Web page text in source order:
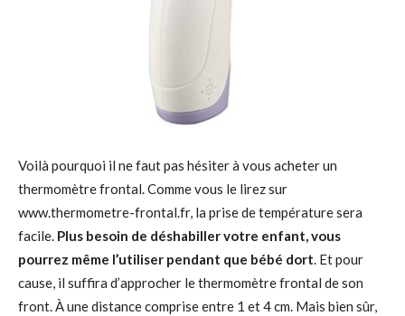
Voilà pourquoi il ne faut pas hésiter à vous acheter un
thermomètre frontal. Comme vous le lirez sur
www.thermometre-frontal.fr, la prise de température sera
facile. Plus besoin de déshabiller votre enfant, vous
pourrez même l’utiliser pendant que bébé dort. Et pour
cause, il suffira d’approcher le thermomètre frontal de son
front. À une distance comprise entre 1 et 4 cm. Mais bien sûr,